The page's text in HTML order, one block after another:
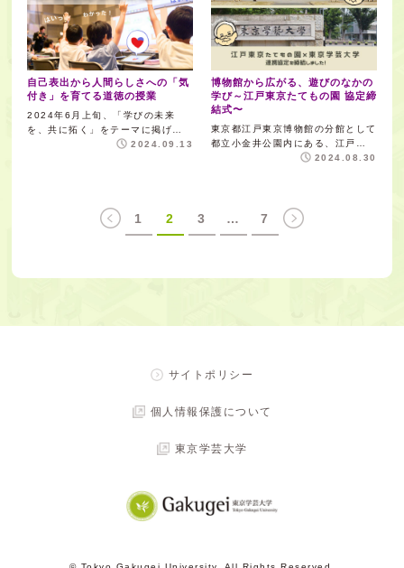
自己表出から人間らしさへの「気
付き」を育てる道徳の授業
2024年6月上旬、「学びの未来
を、共に拓く」をテーマに掲げ…
2024.09.13
博物館から広がる、遊びのなかの
学び～江戸東京たてもの園 協定締
結式〜
東京都江戸東京博物館の分館として
都立小金井公園内にある、江戸…
2024.08.30
1 2 3 … 7
サイトポリシー
個人情報保護について
東京学芸大学